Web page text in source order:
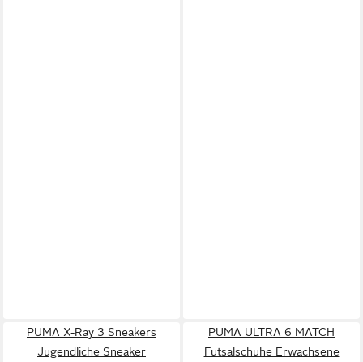
PUMA X-Ray 3 Sneakers
Jugendliche Sneaker
PUMA ULTRA 6 MATCH
Futsalschuhe Erwachsene